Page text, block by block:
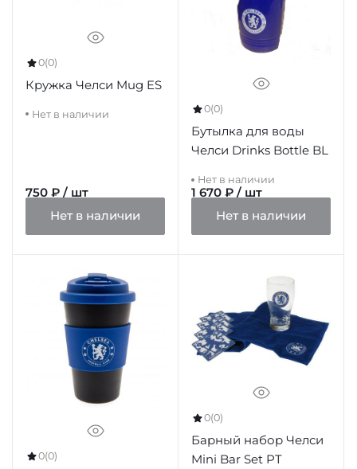
0(0)
Кружка Челси Mug ES
Нет в наличии
750 ₽ / шт
Нет в наличии
0(0)
Бутылка для воды
Челси Drinks Bottle BL
Нет в наличии
1 670 ₽ / шт
Нет в наличии
0(0)
0(0)
Барный набор Челси
Mini Bar Set PT